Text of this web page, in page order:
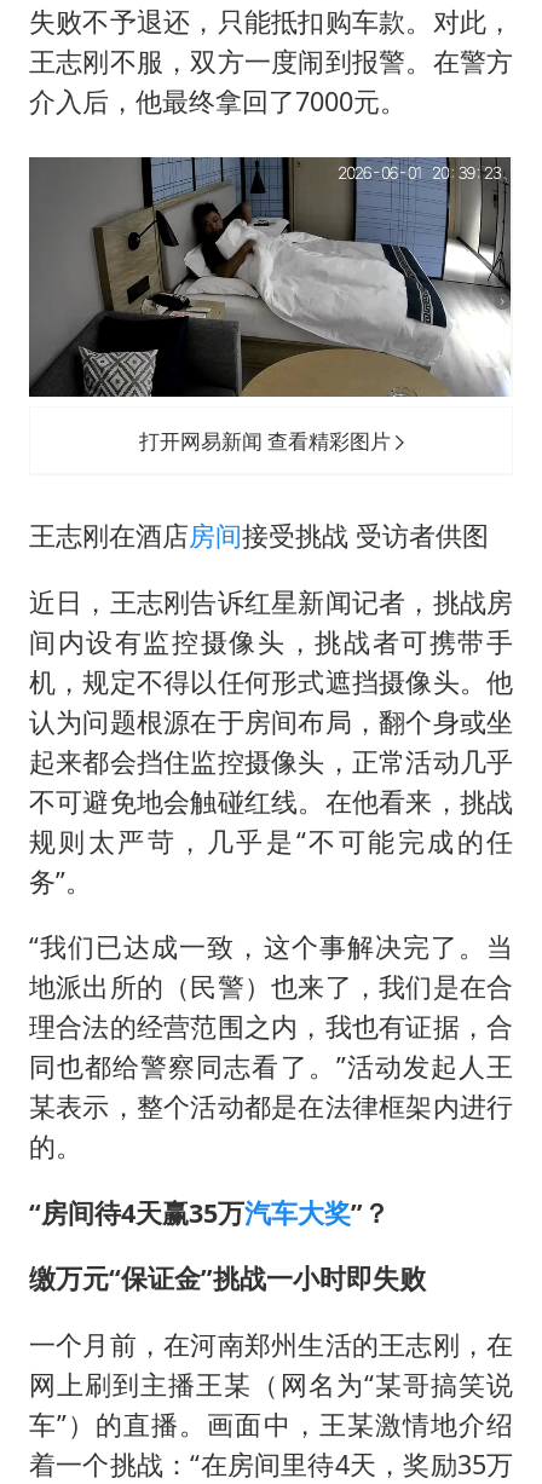
失败不予退还，只能抵扣购车款。对此，
王志刚不服，双方一度闹到报警。在警方
介入后，他最终拿回了7000元。
打开网易新闻 查看精彩图片
王志刚在酒店房间接受挑战 受访者供图
近日，王志刚告诉红星新闻记者，挑战房
间内设有监控摄像头，挑战者可携带手
机，规定不得以任何形式遮挡摄像头。他
认为问题根源在于房间布局，翻个身或坐
起来都会挡住监控摄像头，正常活动几乎
不可避免地会触碰红线。在他看来，挑战
规则太严苛，几乎是“不可能完成的任
务”。
“我们已达成一致，这个事解决完了。当
地派出所的（民警）也来了，我们是在合
理合法的经营范围之内，我也有证据，合
同也都给警察同志看了。”活动发起人王
某表示，整个活动都是在法律框架内进行
的。
“房间待4天赢35万汽车大奖”？
缴万元“保证金”挑战一小时即失败
一个月前，在河南郑州生活的王志刚，在
网上刷到主播王某（网名为“某哥搞笑说
车”）的直播。画面中，王某激情地介绍
着一个挑战：“在房间里待4天，奖励35万